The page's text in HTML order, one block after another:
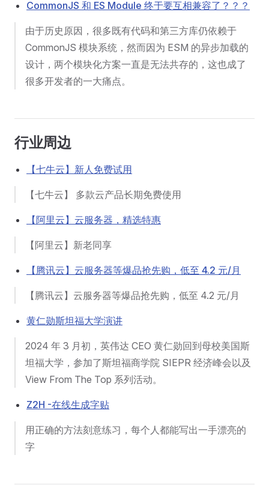
CommonJS 和 ES Module 终于要互相兼容了？？？
由于历史原因，很多既有代码和第三方库仍依赖于
CommonJS 模块系统，然而因为 ESM 的异步加载的
设计，两个模块化方案一直是无法共存的，这也成了
很多开发者的一大痛点。
行业周边
【七牛云】新人免费试用
【七牛云】 多款云产品长期免费使用
【阿里云】云服务器，精选特惠
【阿里云】新老同享
【腾讯云】云服务器等爆品抢先购，低至 4.2 元/月
【腾讯云】云服务器等爆品抢先购，低至 4.2 元/月
黄仁勋斯坦福大学演讲
2024 年 3 月初，英伟达 CEO 黄仁勋回到母校美国斯
坦福大学，参加了斯坦福商学院 SIEPR 经济峰会以及
View From The Top 系列活动。
Z2H -在线生成字贴
用正确的方法刻意练习，每个人都能写出一手漂亮的
字